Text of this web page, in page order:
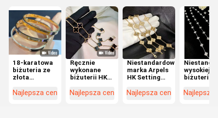
18-karatowa
biżuteria ze
złota
jakości,
Najlepsza cena
Ręcznie
wykonane
biżuterii HK
podnosząc
Najlepsza cena
Niestandardowa
marka Arpels
HK Setting
motywów
Najlepsza cena
wysokiej
biżuteria
złoto,
Najlepsza